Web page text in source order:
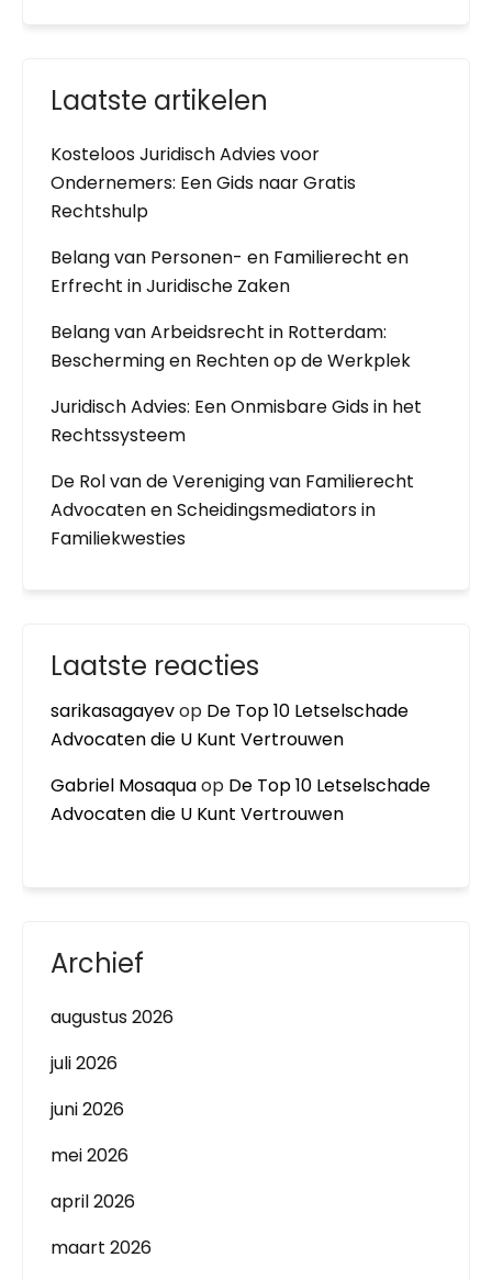
Laatste artikelen
Kosteloos Juridisch Advies voor
Ondernemers: Een Gids naar Gratis
Rechtshulp
Belang van Personen- en Familierecht en
Erfrecht in Juridische Zaken
Belang van Arbeidsrecht in Rotterdam:
Bescherming en Rechten op de Werkplek
Juridisch Advies: Een Onmisbare Gids in het
Rechtssysteem
De Rol van de Vereniging van Familierecht
Advocaten en Scheidingsmediators in
Familiekwesties
Laatste reacties
sarikasagayevop De Top 10 Letselschade
Advocaten die U Kunt Vertrouwen
Gabriel Mosaquaop De Top 10 Letselschade
Advocaten die U Kunt Vertrouwen
Archief
augustus 2026
juli 2026
juni 2026
mei 2026
april 2026
maart 2026